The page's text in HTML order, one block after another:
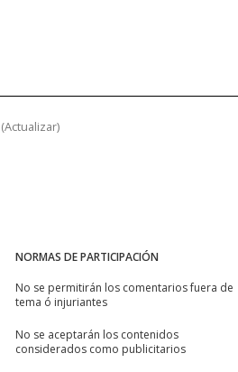
(Actualizar)
NORMAS DE PARTICIPACIÓN
No se permitirán los comentarios fuera de
tema ó injuriantes
No se aceptarán los contenidos
considerados como publicitarios